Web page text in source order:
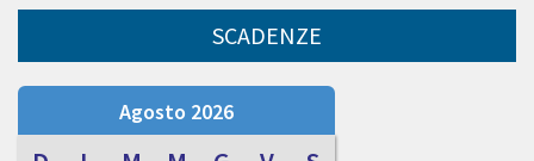
SCADENZE
Agosto 2026